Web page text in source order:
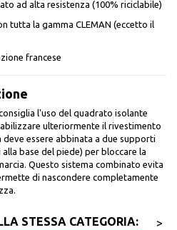
ad alta resistenza (100% riciclabile)
tutta la gamma CLEMAN (eccetto il
francese
l'uso del quadrato isolante
ulteriormente il rivestimento
essere abbinata a due supporti
base del piede) per bloccare la
Questo sistema combinato evita
di nascondere completamente
STESSA CATEGORIA:
>